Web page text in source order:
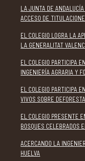
LA JUNTA DE
ACCESO DE
EL COLEGIO LOGRA LA
LA GENERALITAT
EL COLEGIO PARTICIPA
INGENIERÍA AGRARIA Y
EL COLEGIO PARTICIPA
VIVOS SOBRE
EL COLEGIO PRESENTE
BOSQUES CELEBRADOS
ACERCANDO LA
HUELVA